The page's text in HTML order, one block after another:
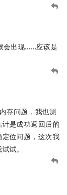
会出现……应该是
存问题，我也测
是成功返回后的
位问题，这次我
试。